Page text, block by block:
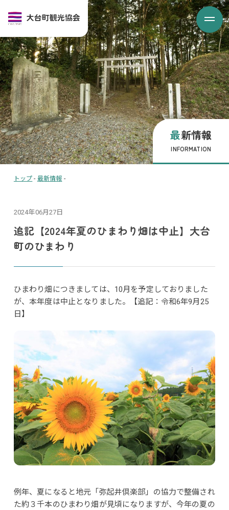
最新情報
INFORMATION
トップ - 最新情報 -
2024年06月27日
追記【2024年夏のひまわり畑は中止】大台
町のひまわり
ひまわり畑につきましては、10月を予定しておりました
が、本年度は中止となりました。【追記：令和6年9月25
日】
例年、夏になると地元「弥起井倶楽部」の協力で整備され
た約３千本のひまわり畑が見頃になりますが、今年の夏の